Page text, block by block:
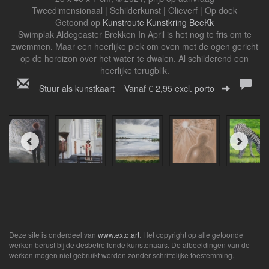
Tweedimensionaal | Schilderkunst | Olieverf | Op doek
Getoond op Kunstroute Kunstkring BeeKk
Swimplak Aldegeaster Brekken In April is het nog te fris om te
zwemmen. Maar een heerlijke plek om even met de ogen gericht
op de horoizon over het water te dwalen. Al schilderend een
heerlijke terugblik.
Stuur als kunstkaart Vanaf € 2,95 excl. porto
Deze site is onderdeel van www.exto.art . Het copyright op alle getoonde
werken berust bij de desbetreffende kunstenaars. De afbeeldingen van de
werken mogen niet gebruikt worden zonder schriftelijke toestemming.